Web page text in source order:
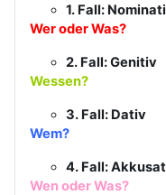
1. Fall:
Wer oder Was?
2. Fall: Genitiv
Wessen?
3. Fall: Dativ
Wem?
4. Fall:
Wen oder Was?